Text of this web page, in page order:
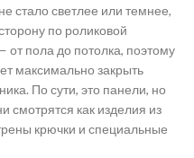
стало светлее или темнее,
по роликовой
от пола до потолка, поэтому
максимально закрыть
По сути, это панели, но
смотрятся как изделия из
крючки и специальные